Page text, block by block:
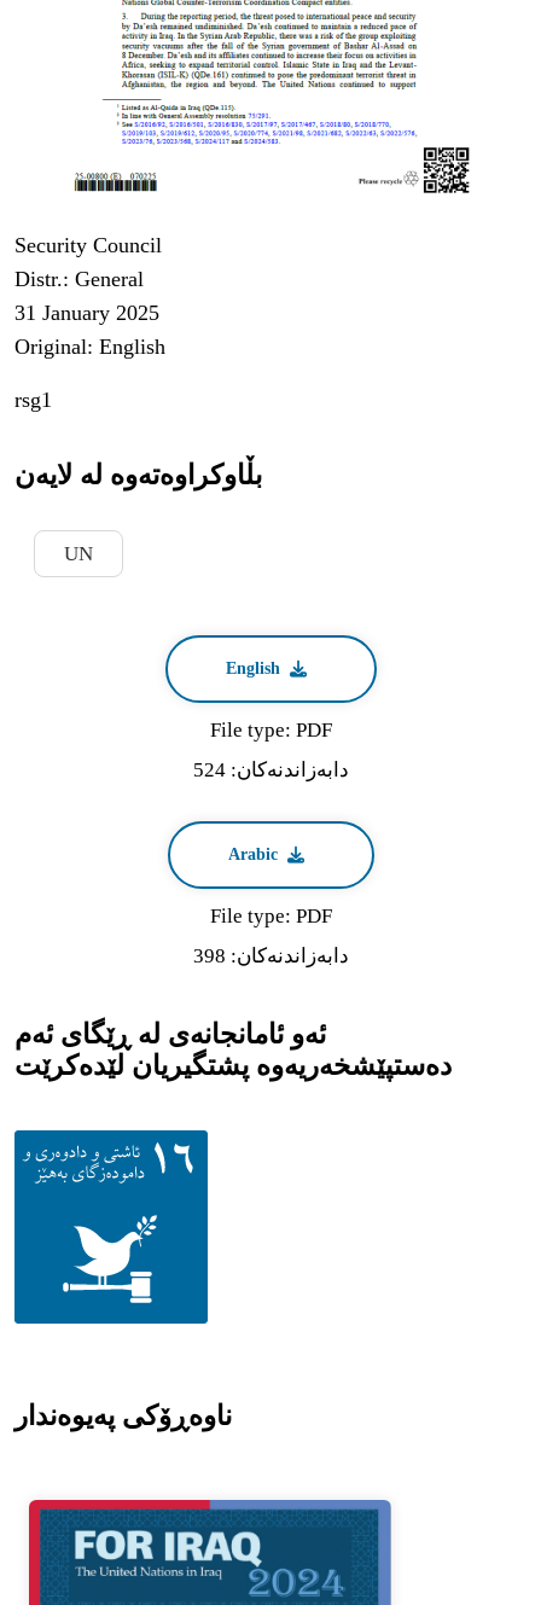
Security Council
Distr.: General
31 January 2025
Original: English
rsg1
بڵاوکراوەتەوە لە لایەن
UN
English
File type: PDF
دابه‌زاندنه‌كان: 524
Arabic
File type: PDF
دابه‌زاندنه‌كان: 398
ئەو ئامانجانەی لە ڕێگای ئەم
دەستپێشخەریەوە پشتگیریان لێدەکرێت
ناوەڕۆکی پەیوەندار